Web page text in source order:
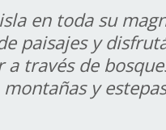
en toda su
paisajes y
a través de
montañas y